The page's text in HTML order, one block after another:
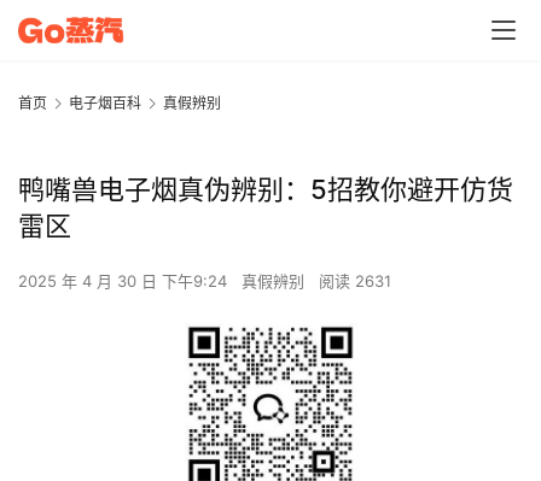
首页 电子烟百科 真假辨别
鸭嘴兽电子烟真伪辨别：5招教你避开仿货
雷区
2025 年 4 月 30 日 下午9:24 真假辨别 阅读 2631